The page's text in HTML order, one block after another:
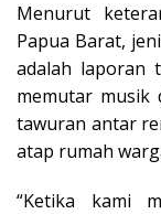
Menurut
Papua Barat,
adalah laporan
memutar musik
tawuran antar
atap rumah
“Ketika kami